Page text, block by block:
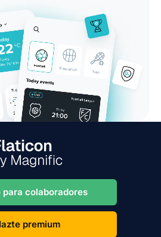
para colaboradores
premium